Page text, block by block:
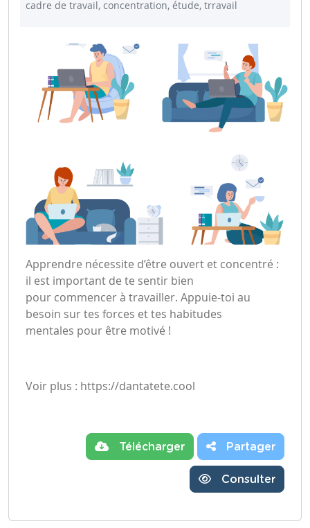
cadre de travail, concentration, étude, trravail
Apprendre nécessite d’être ouvert et concentré :
il est important de te sentir bien
pour commencer à travailler. Appuie-toi au
besoin sur tes forces et tes habitudes
mentales pour être motivé !
Voir plus : https://dantatete.cool
Télécharger Partager
Consulter